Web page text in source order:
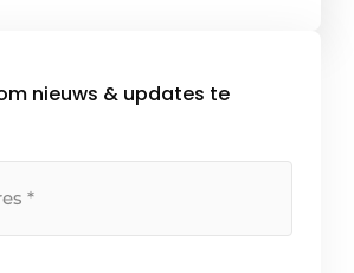
Dit resulteert in
nieuws & updates te